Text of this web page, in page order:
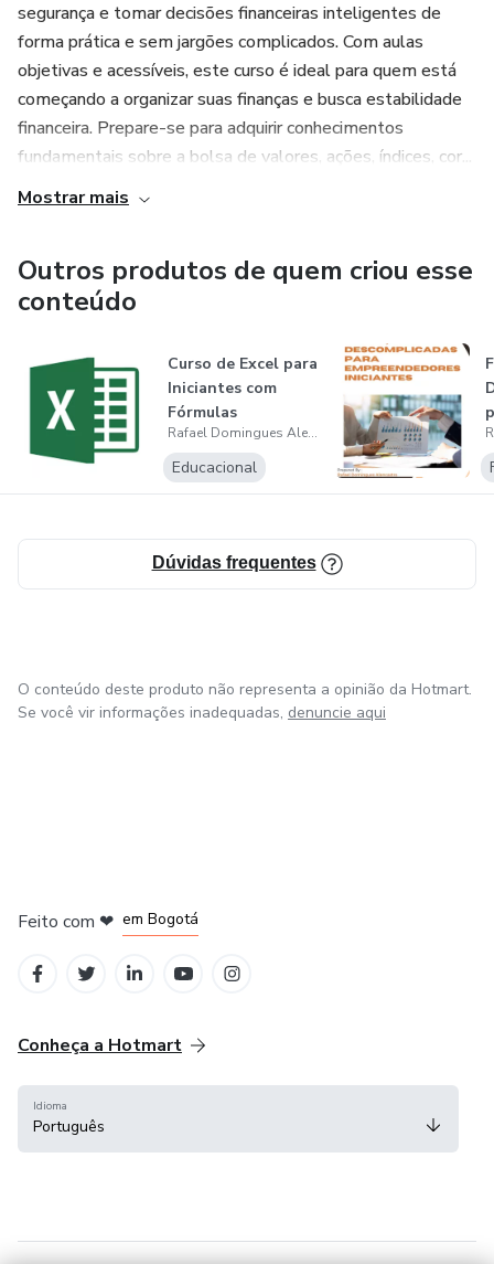
segurança e tomar decisões financeiras inteligentes de
forma prática e sem jargões complicados. Com aulas
objetivas e acessíveis, este curso é ideal para quem está
começando a organizar suas finanças e busca estabilidade
financeira. Prepare-se para adquirir conhecimentos
fundamentais sobre a bolsa de valores, ações, índices, cor...
Mostrar mais
Outros produtos de quem criou esse
conteúdo
Curso de Excel para
Iniciantes com
Fórmulas
Rafael Domingues Alencastro
Educacional
Dúvidas frequentes
O conteúdo deste produto não representa a opinião da Hotmart.
Se você vir informações inadequadas, denuncie aqui
Feito com ❤ em Bogotá
Conheça a Hotmart
Idioma
Português